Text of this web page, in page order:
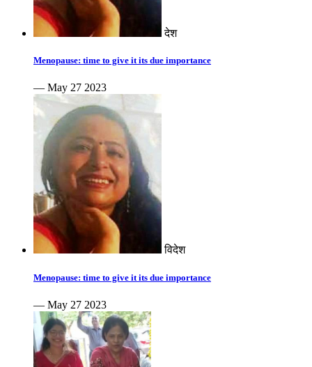
देश
Menopause: time to give it its due importance
— May 27 2023
विदेश
Menopause: time to give it its due importance
— May 27 2023